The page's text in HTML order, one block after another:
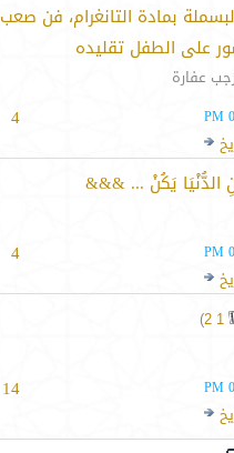
بمادة التانغرام، فن صعب
على الطفل تقليده
عفارة
4
الدُّنْيَا يَكُنْ ... &&&
4
1
2
)
14